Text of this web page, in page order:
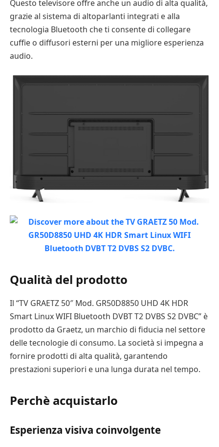
Questo televisore offre anche un audio di alta qualità,
grazie al sistema di altoparlanti integrati e alla
tecnologia Bluetooth che ti consente di collegare
cuffie o diffusori esterni per una migliore esperienza
audio.
Qualità del prodotto
Il “TV GRAETZ 50″ Mod. GR50D8850 UHD 4K HDR
Smart Linux WIFI Bluetooth DVBT T2 DVBS S2 DVBC” è
prodotto da Graetz, un marchio di fiducia nel settore
delle tecnologie di consumo. La società si impegna a
fornire prodotti di alta qualità, garantendo
prestazioni superiori e una lunga durata nel tempo.
Perchè acquistarlo
Esperienza visiva coinvolgente